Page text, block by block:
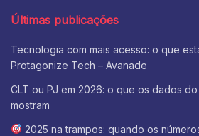
Últimas publicações
Tecnologia com mais acesso: o que
Protagonize Tech – Avanade
CLT ou PJ em 2026: o que os dados
mostram
2025 na trampos: quando os